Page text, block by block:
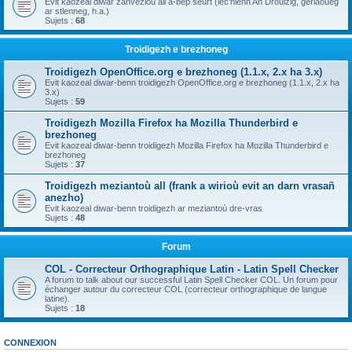
ar stlenneg, h.a.)
Sujets : 68
Troidigezh e brezhoneg
Troidigezh OpenOffice.org e brezhoneg (1.1.x, 2.x ha 3.x)
Evit kaozeal diwar-benn troidigezh OpenOffice.org e brezhoneg (1.1.x, 2.x ha
3.x)
Sujets : 59
Troidigezh Mozilla Firefox ha Mozilla Thunderbird e
brezhoneg
Evit kaozeal diwar-benn troidigezh Mozilla Firefox ha Mozilla Thunderbird e
brezhoneg
Sujets : 37
Troidigezh meziantoù all (frank a wirioù evit an darn vrasañ
anezho)
Evit kaozeal diwar-benn troidigezh ar meziantoù dre-vras
Sujets : 48
Forum
COL - Correcteur Orthographique Latin - Latin Spell Checker
A forum to talk about our successful Latin Spell Checker COL. Un forum pour
échanger autour du correcteur COL (correcteur orthographique de langue
latine).
Sujets : 18
CONNEXION